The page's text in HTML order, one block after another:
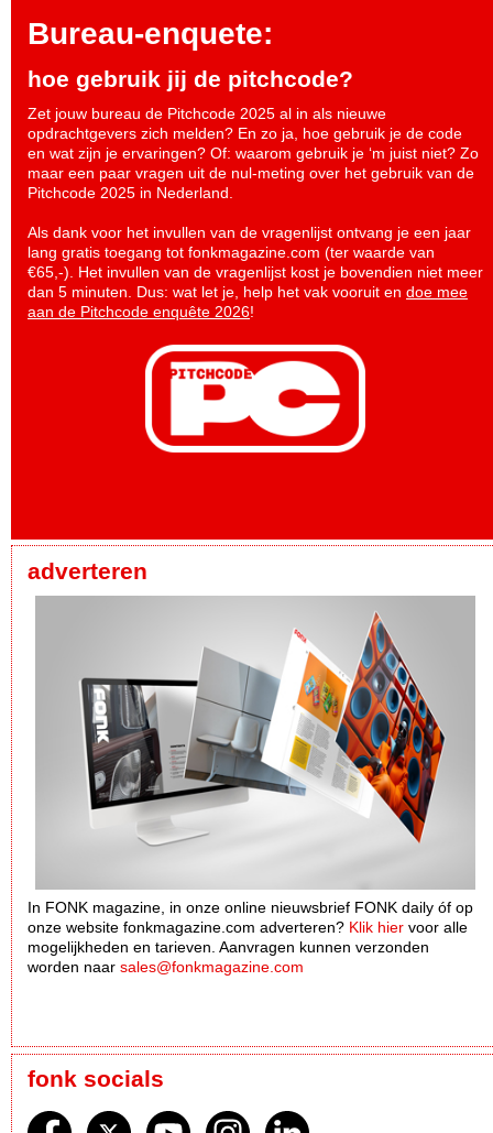
Bureau-enquete:
hoe gebruik jij de pitchcode?
Zet jouw bureau de Pitchcode 2025 al in als nieuwe
opdrachtgevers zich melden? En zo ja, hoe gebruik je de code
en wat zijn je ervaringen? Of: waarom gebruik je ‘m juist niet? Zo
maar een paar vragen uit de nul-meting over het gebruik van de
Pitchcode 2025 in Nederland.
Als dank voor het invullen van de vragenlijst ontvang je een jaar
lang gratis toegang tot fonkmagazine.com (ter waarde van
€65,-). Het invullen van de vragenlijst kost je bovendien niet meer
dan 5 minuten. Dus: wat let je, help het vak vooruit en doe mee
aan de Pitchcode enquête 2026!
adverteren
In FONK magazine, in onze online nieuwsbrief FONK daily óf op
onze website fonkmagazine.com adverteren? Klik hier voor alle
mogelijkheden en tarieven. Aanvragen kunnen verzonden
worden naar sales@fonkmagazine.com
fonk socials